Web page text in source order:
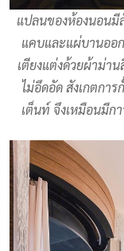
แปลนของห้องนอนมี
แคบและแผ่บานออ
เตียงแต่งด้วยผ้าม่า
ไม่อึดอัด สังเกตกา
เต็นท์ จึงเหมือนมีก